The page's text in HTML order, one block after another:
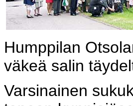
Humppilan
väkeä salin
Varsinainen